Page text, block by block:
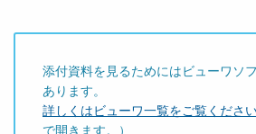
添付資料を見るためにはビューワソ
あります。
詳しくはビューワ一覧をご覧ください
で開きます。）